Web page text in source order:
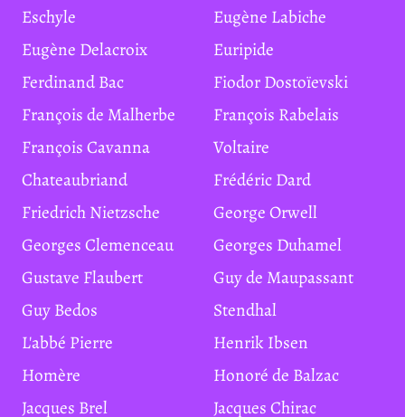
Eschyle
Eugène Labiche
Eugène Delacroix
Euripide
Ferdinand Bac
Fiodor Dostoïevski
François de Malherbe
François Rabelais
François Cavanna
Voltaire
Chateaubriand
Frédéric Dard
Friedrich Nietzsche
George Orwell
Georges Clemenceau
Georges Duhamel
Gustave Flaubert
Guy de Maupassant
Guy Bedos
Stendhal
L'abbé Pierre
Henrik Ibsen
Homère
Honoré de Balzac
Jacques Brel
Jacques Chirac